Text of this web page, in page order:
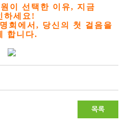
이 선택한 이유, 지금
하세요!
회에서, 당신의 첫 걸음을
합니다.
목록